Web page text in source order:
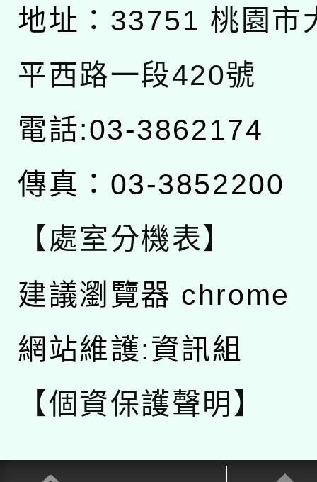
地址： 33751 桃園市
平西路一段420號
電話:03-3862174
傳真：03-3852200
【處室分機表】
建議瀏覽器 chrome
網站維護:資訊組
【個資保護聲明】